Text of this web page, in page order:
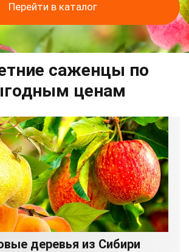
Перейти в каталог
саженцы по
ценам
деревья из Сибири